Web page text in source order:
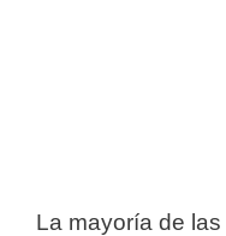
La mayoría de